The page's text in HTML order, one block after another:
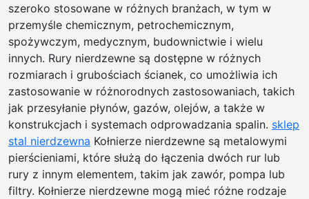
szeroko stosowane w różnych branżach, w tym w
przemyśle chemicznym, petrochemicznym,
spożywczym, medycznym, budownictwie i wielu
innych. Rury nierdzewne są dostępne w różnych
rozmiarach i grubościach ścianek, co umożliwia ich
zastosowanie w różnorodnych zastosowaniach, takich
jak przesyłanie płynów, gazów, olejów, a także w
konstrukcjach i systemach odprowadzania spalin. sklep
stal nierdzewna Kołnierze nierdzewne są metalowymi
pierścieniami, które służą do łączenia dwóch rur lub
rury z innym elementem, takim jak zawór, pompa lub
filtry. Kołnierze nierdzewne mogą mieć różne rodzaje